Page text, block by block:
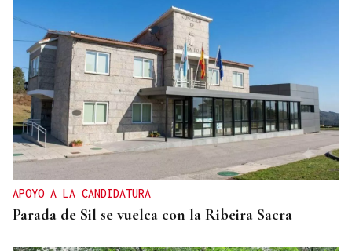
APOYO A LA CANDIDATURA
Parada de Sil se vuelca con la Ribeira Sacra